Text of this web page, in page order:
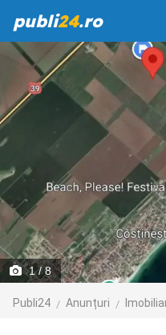
publi24.ro
1/ 8
Publi24 Anunțuri